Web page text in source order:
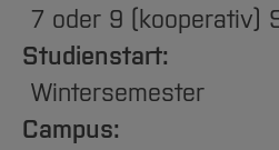
7 oder 9 (kooperativ)
Studienstart:
Wintersemester
Campus: